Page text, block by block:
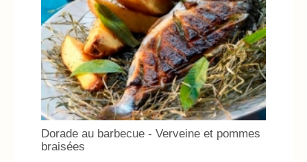
Dorade au barbecue - Verveine et pommes
braisées